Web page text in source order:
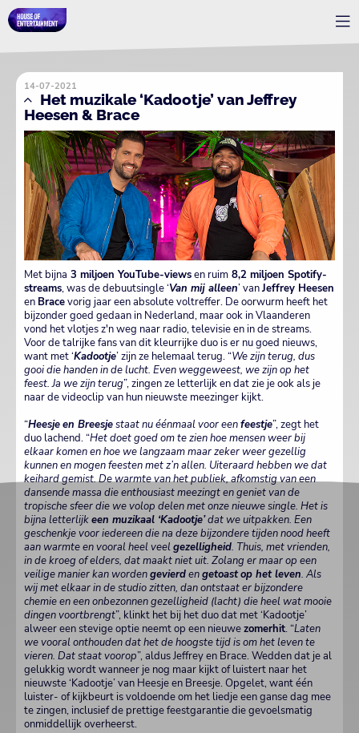
14-07-2021
Het muzikale ‘Kadootje’ van Jeffrey
Heesen & Brace
Met bijna 3 miljoen YouTube-viewsen ruim 8,2 miljoen Spotify-
streams, was de debuutsingle ‘Van mij alleen’ vanJeffrey Heesen
en Bracevorig jaar een absolute voltreffer. De oorwurm heeft het
bijzonder goed gedaan in Nederland, maar ook in Vlaanderen
vond het vlotjes z'n weg naar radio, televisie en in de streams.
Voor de talrijke fans van dit kleurrijke duo is er nu goed nieuws,
want met ‘Kadootje’ zijn ze helemaal terug. “We zijn terug, dus
gooi die handen in de lucht. Even weggeweest, we zijn op het
feest. Ja we zijn terug”, zingen ze letterlijk en dat zie je ook als je
naar de videoclip van hun nieuwste meezinger kijkt.
“Heesjeen Breesjestaat nu éénmaal voor eenfeestje”, zegt het
duo lachend. “Het doet goed om te zien hoe mensen weer bij
elkaar komen en hoe we langzaam maar zeker weer gezellig
kunnen en mogen feesten met z’n allen. Uiteraard hebben we dat
keihard gemist. De warmte van het publiek, afkomstig van een
dansende massa die enthousiast meezingt en geniet van de
tropische sfeer die we volop delen met onze nieuwe single. Het is
bijna letterlijkeen muzikaal ‘Kadootje’dat we uitpakken. Een
geschenkje voor iedereen die na deze bijzondere tijden nood heeft
aan warmte en vooral heel veelgezelligheid. Thuis, met vrienden,
in de kroeg of elders, dat maakt niet uit. Zolang er maar op een
veilige manier kan wordengevierdengetoastop het leven. Als
wij met elkaar in de studio zitten, dan ontstaat er bijzondere
chemie en een onbezonnen gezelligheid (lacht) die heel wat mooie
dingen voortbrengt”, klinkt het bij het duo dat met ‘Kadootje’
alweer een stevige optie neemt op een nieuwezomerhit. “Laten
we vooral onthouden dat het de hoogste tijd is om het leven te
vieren. Dat staat voorop”, aldus Jeffrey en Brace. Wedden dat je al
gelukkig wordt wanneer je nog maar kijkt of luistert naar het
nieuwste ‘Kadootje’ van Heesje en Breesje. Opgelet, want één
luister- of kijkbeurt is voldoende om het liedje een ganse dag mee
te zingen, inclusief de prettige feestgarantie die gevoelsmatig
onmiddellijk overheerst.